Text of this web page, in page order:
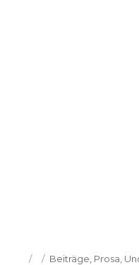
Veröffentlicht
Kategorien
Beiträge Prosa